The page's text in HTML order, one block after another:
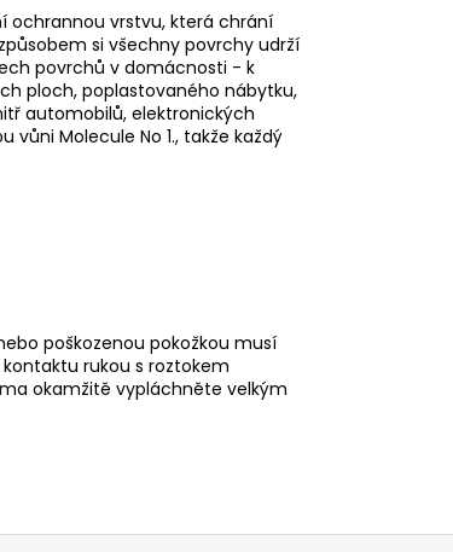
ochrannou vrstvu, která chrání
si všechny povrchy udrží
povrchů v domácnosti - k
ploch, poplastovaného nábytku,
automobilů, elektronických
Molecule No 1., takže každý
poškozenou pokožkou musí
rukou s roztokem
okamžitě vypláchněte velkým